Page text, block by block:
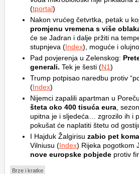
(tportal)
Nakon vrućeg četvrtka, petak u
promjenu vremena s više
će se Jadran i dalje pržiti na
stupnjeva (Index), moguće i
Pad povjerenja u Zelenskog:
generali. Tek je šesti (N1)
Trump potpisao naredbu protiv
(Index)
Nijemci zapalili apartman u
šteta oko 400 tisuća eura ,
upitna je i sljedeća… zgrozilo ih i
pokušat će naplatiti štetu od
I Hajduk Žalgirisu zabio pet
Vilniusu (Index) Rijeka pogotkom
nove europske pobjede protiv
Brze i kratke